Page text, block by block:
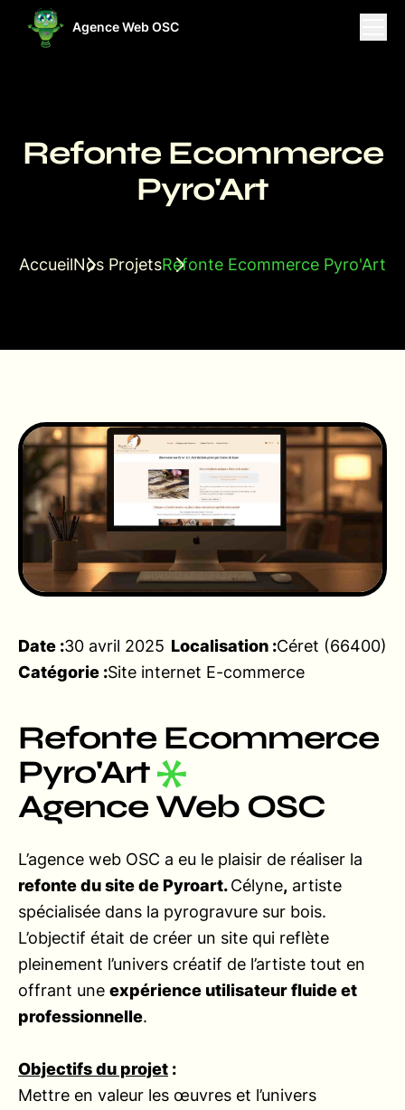
Agence Web OSC
Refonte Ecommerce
Pyro'Art
AccueilNos ProjetsRefonte Ecommerce Pyro'Art
Date :30 avril 2025 Localisation :Céret (66400)
Catégorie :Site internet E-commerce
Refonte Ecommerce
Pyro'Art
Agence Web OSC
L’agence web OSC a eu le plaisir de réaliser la
refonte du site de Pyroart.Célyne, artiste
spécialisée dans la pyrogravure sur bois.
L’objectif était de créer un site qui reflète
pleinement l’univers créatif de l’artiste tout en
offrant une expérience utilisateur fluide et
professionnelle.
Objectifs du projet :
Mettre en valeur les œuvres et l’univers